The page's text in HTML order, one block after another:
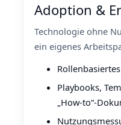
Adoption &
Technologie ohne
ein eigenes
Playbooks,